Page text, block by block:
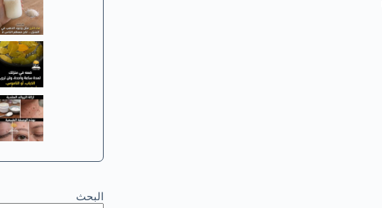
البحث